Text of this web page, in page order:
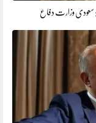
سعودی وزارت دفاع